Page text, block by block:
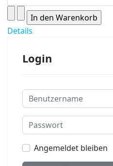
Details
Login
Benutzername
Passwort
Angemeldet bleiben